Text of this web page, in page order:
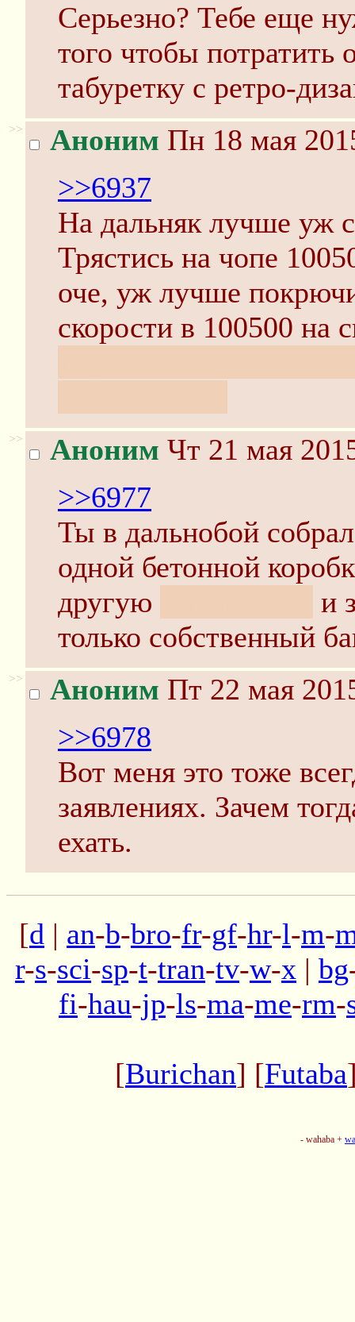
Серьезно? Тебе еще
того чтобы потратить
табуретку с ретро-
>> Аноним Пн 18 мая
>>6937
На дальняк лучше уж
Трястись на чопе
оче, уж лучше
скорости в 100500 на
>> Аноним Чт 21 мая
>>6977
Ты в дальнобой
одной бетонной
другую
и
только собственный
>> Аноним Пт 22 мая
>>6978
Вот меня это тоже
заявлениях. Зачем
ехать.
[d | an-b-bro-fr-gf-hr-l-m-
r-s-sci-sp-t-tran-tv-w-x | bg
fi-hau-jp-ls-ma-me-rm-
[Burichan] [Futaba
- wahaba +